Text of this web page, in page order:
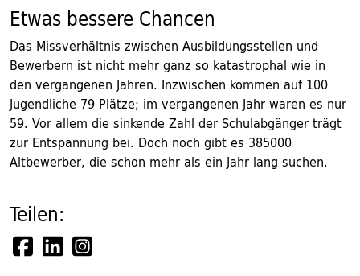
Etwas bessere Chancen
Das Missverhältnis zwischen Ausbildungsstellen und
Bewerbern ist nicht mehr ganz so katastrophal wie in
den vergangenen Jahren. Inzwischen kommen auf 100
Jugendliche 79 Plätze; im vergangenen Jahr waren es nur
59. Vor allem die sinkende Zahl der Schulabgänger trägt
zur Entspannung bei. Doch noch gibt es 385000
Altbewerber, die schon mehr als ein Jahr lang suchen.
Teilen: